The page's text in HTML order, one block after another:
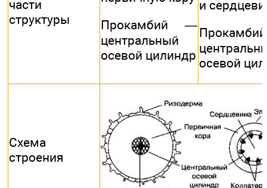
части
структуры
Прокамбий —
центральный
осевой цилиндр
и
осевой
Схема
строения